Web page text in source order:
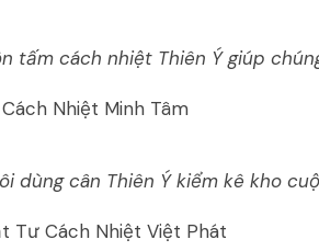
tấm cách nhiệt Thiên Ý giúp
Nhiệt Minh Tâm
dùng cân Thiên Ý kiểm kê kho
Tư Cách Nhiệt Việt Phát